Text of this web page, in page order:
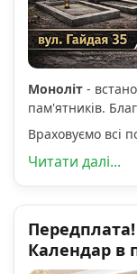
Моноліт -
пам'ятників.
Враховуємо всі
Читати далі...
Календар в